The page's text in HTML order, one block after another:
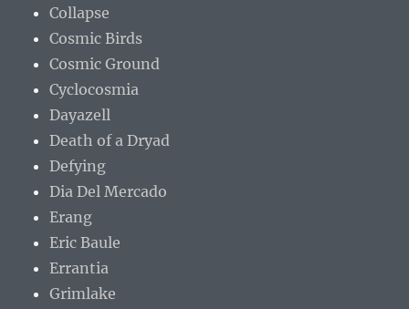
Collapse
Cosmic Birds
Cosmic Ground
Cyclocosmia
Dayazell
Death of a Dryad
Defying
Dia Del Mercado
Erang
Eric Baule
Errantia
Grimlake